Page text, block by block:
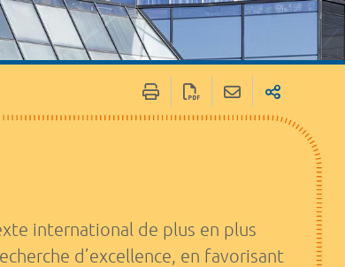
international de plus en plus
d’excellence, en favorisant